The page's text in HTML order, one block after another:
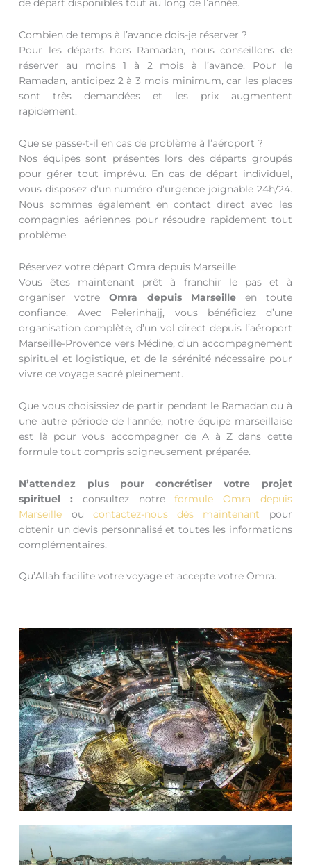
de départ disponibles tout au long de l’année.
Combien de temps à l’avance dois-je réserver ?
Pour les départs hors Ramadan, nous conseillons de
réserver au moins 1 à 2 mois à l’avance. Pour le
Ramadan, anticipez 2 à 3 mois minimum, car les places
sont très demandées et les prix augmentent
rapidement.
Que se passe-t-il en cas de problème à l’aéroport ?
Nos équipes sont présentes lors des départs groupés
pour gérer tout imprévu. En cas de départ individuel,
vous disposez d’un numéro d’urgence joignable 24h/24.
Nous sommes également en contact direct avec les
compagnies aériennes pour résoudre rapidement tout
problème.
Réservez votre départ Omra depuis Marseille
Vous êtes maintenant prêt à franchir le pas et à
organiser votreOmra depuis Marseilleen toute
confiance. Avec Pelerinhajj, vous bénéficiez d’une
organisation complète, d’un vol direct depuis l’aéroport
Marseille-Provence vers Médine, d’un accompagnement
spirituel et logistique, et de la sérénité nécessaire pour
vivre ce voyage sacré pleinement.
Que vous choisissiez de partir pendant le Ramadan ou à
une autre période de l’année, notre équipe marseillaise
est là pour vous accompagner de A à Z dans cette
formule tout compris soigneusement préparée.
N’attendez plus pour concrétiser votre projet
spirituel : consultez notreformule Omra depuis
Marseille ou contactez-nous dès maintenant pour
obtenir un devis personnalisé et toutes les informations
complémentaires.
Qu’Allah facilite votre voyage et accepte votre Omra.